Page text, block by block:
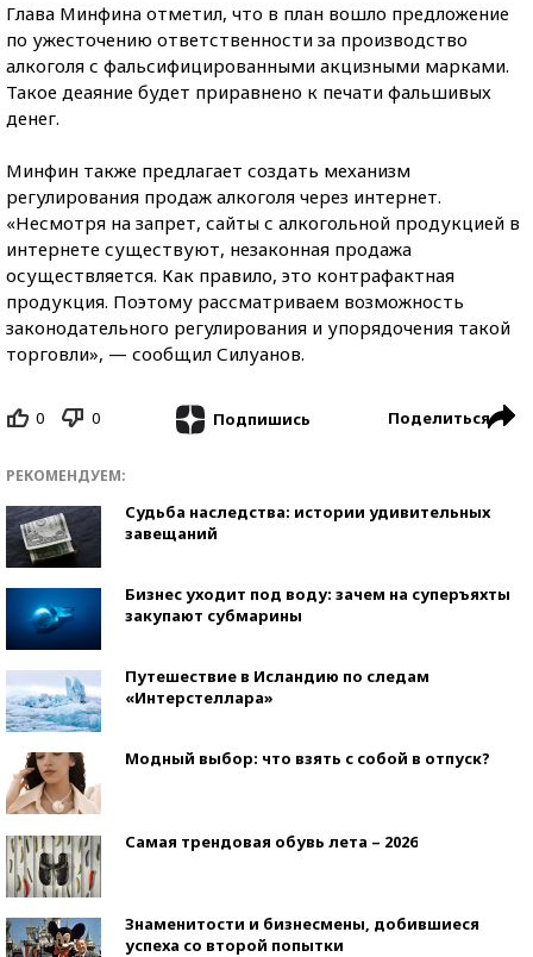
Глава Минфина отметил, что в план вошло предложение
по ужесточению ответственности за производство
алкоголя с фальсифицированными акцизными марками.
Такое деаяние будет приравнено к печати фальшивых
денег.
Минфин также предлагает создать механизм
регулирования продаж алкоголя через интернет.
«Несмотря на запрет, сайты с алкогольной продукцией в
интернете существуют, незаконная продажа
осуществляется. Как правило, это контрафактная
продукция. Поэтому рассматриваем возможность
законодательного регулирования и упорядочения такой
торговли», — сообщил Силуанов.
0 0 Подпишись Поделиться
РЕКОМЕНДУЕМ:
Судьба наследства: истории удивительных
завещаний
Бизнес уходит под воду: зачем на суперъяхты
закупают субмарины
Путешествие в Исландию по следам
«Интерстеллара»
Модный выбор: что взять с собой в отпуск?
Самая трендовая обувь лета – 2026
Знаменитости и бизнесмены, добившиеся
успеха со второй попытки